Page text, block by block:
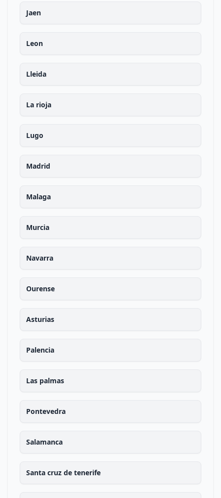
Jaen
Leon
Lleida
La rioja
Lugo
Madrid
Malaga
Murcia
Navarra
Ourense
Asturias
Palencia
Las palmas
Pontevedra
Salamanca
Santa cruz de tenerife